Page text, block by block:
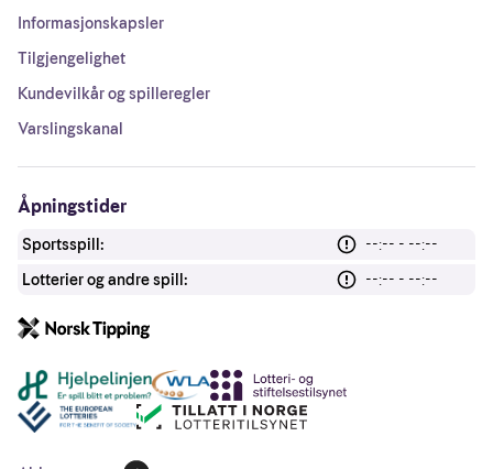
Informasjonskapsler
Tilgjengelighet
Kundevilkår og spilleregler
Varslingskanal
Åpningstider
Sportsspill:
--:-- - --:--
Lotterier og andre spill:
--:-- - --:--
Andre lenker